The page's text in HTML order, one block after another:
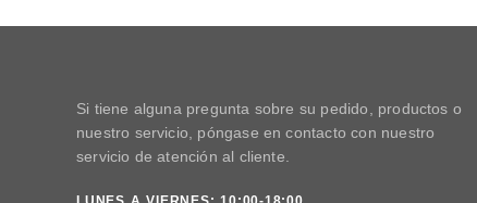
Si tiene alguna pregunta sobre su pedido, productos o
nuestro servicio, póngase en contacto con nuestro
servicio de atención al cliente.